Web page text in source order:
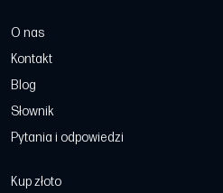
O nas
Kontakt
Blog
Słownik
Pytania i odpowiedzi
Kup złoto